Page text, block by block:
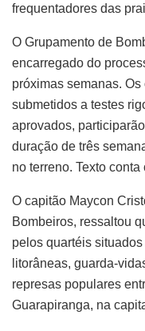
frequentadores das
O Grupamento de
encarregado do
próximas semanas.
submetidos a testes
aprovados,
duração de três
no terreno. Texto
O capitão Maycon
Bombeiros, ressaltou
pelos quartéis
litorâneas, guarda-
represas populares
Guarapiranga, na